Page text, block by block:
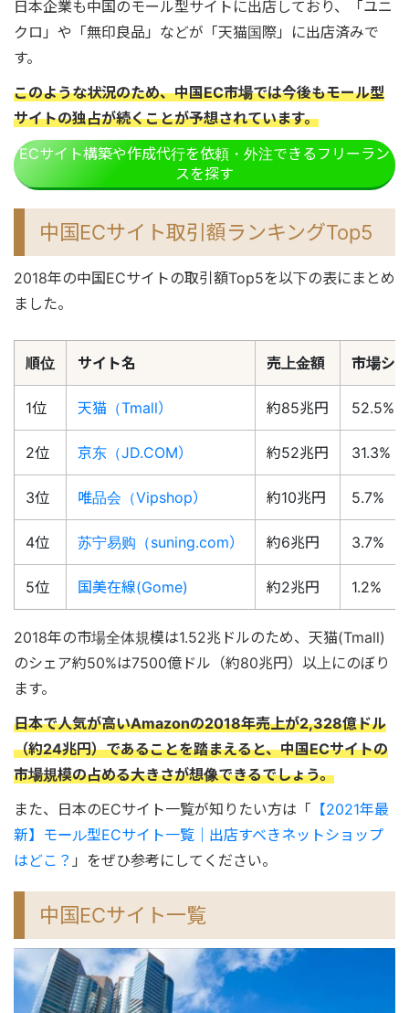
日本企業も中国のモール型サイトに出店しており、「ユニ
クロ」や「無印良品」などが「天猫国際」に出店済みで
す。
このような状況のため、中国EC市場では今後もモール型
サイトの独占が続くことが予想されています。
ECサイト構築や作成代行を依頼・外注できるフリーラン
スを探す
中国ECサイト取引額ランキングTop5
2018年の中国ECサイトの取引額Top5を以下の表にまとめ
ました。
順位 サイト名 売上金額 市場シ
1位 天猫（Tmall） 約85兆円 52.5%
2位 京东（JD.COM） 約52兆円 31.3%
3位 唯品会（Vipshop） 約10兆円 5.7%
4位 苏宁易购（suning.com） 約6兆円 3.7%
5位 国美在線(Gome) 約2兆円 1.2%
2018年の市場全体規模は1.52兆ドルのため、天猫(Tmall)
のシェア約50%は7500億ドル（約80兆円）以上にのぼり
ます。
日本で人気が高いAmazonの2018年売上が2,328億ドル
（約24兆円）であることを踏まえると、中国ECサイトの
市場規模の占める大きさが想像できるでしょう。
また、日本のECサイト一覧が知りたい方は「 【2021年最
新】モール型ECサイト一覧｜出店すべきネットショップ
はどこ？ 」をぜひ参考にしてください。
中国ECサイト一覧